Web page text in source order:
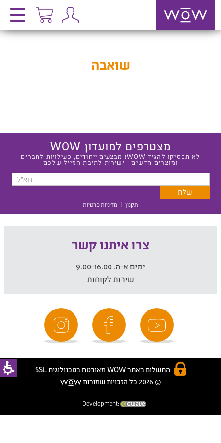
שואבה
מצטרפים למועדון WOW
לא תפסיקו להגיד WOW! מבצעים ייחודים, פעילויות לחברים
ומוצרים חדשים - ישירות לתיבת המייל שלכם
תקנון | מדיניות פרטיות
צרו איתנו קשר
ימים א-ה:
שירות לקוחות
התשלום באתר WOW מאובטח בטכנולוגית SSL
© 2026 כל הזכויות שמורות
Development: